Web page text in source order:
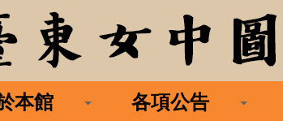
本館 各項公告